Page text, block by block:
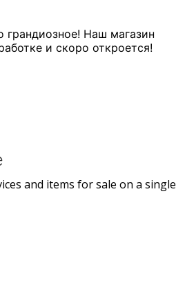
грандиозное! Наш магазин
и скоро откроется!
and items for sale on a single